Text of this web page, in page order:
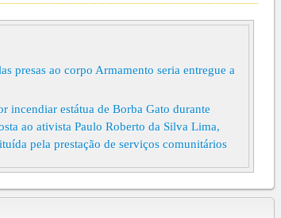
presas ao corpo Armamento seria entregue a
incendiar estátua de Borba Gato durante
ao ativista Paulo Roberto da Silva Lima,
pela prestação de serviços comunitários